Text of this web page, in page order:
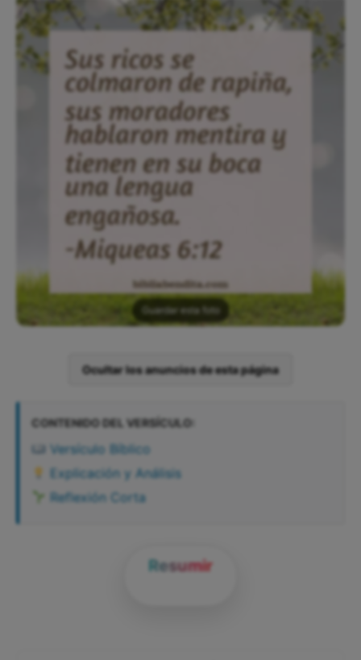
Guardar esta foto
Ocultar los anuncios de esta página
CONTENIDO DEL VERSÍCULO:
Versículo Bíblico
Explicación y Análisis
Reflexión Corta
Resumir